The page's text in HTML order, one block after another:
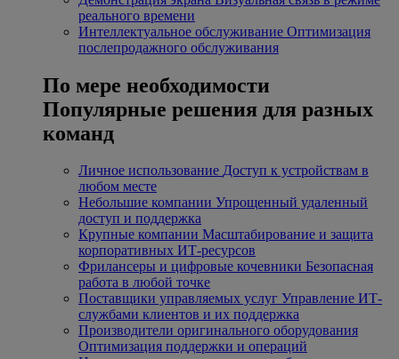
реального времени
Интеллектуальное обслуживание Оптимизация
послепродажного обслуживания
По мере необходимости
Популярные решения для разных
команд
Личное использование Доступ к устройствам в
любом месте
Небольшие компании Упрощенный удаленный
доступ и поддержка
Крупные компании Масштабирование и защита
корпоративных ИТ-ресурсов
Фрилансеры и цифровые кочевники Безопасная
работа в любой точке
Поставщики управляемых услуг Управление ИТ-
службами клиентов и их поддержка
Производители оригинального оборудования
Оптимизация поддержки и операций